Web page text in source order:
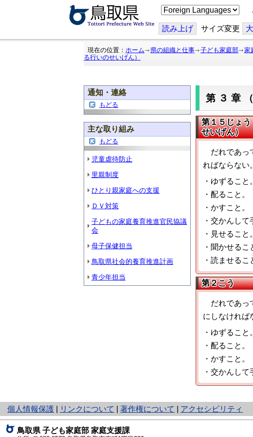
こ
の
ジ
を
翻
読み上げ サイズ変更 大
現在の位置： ホーム 県の組織と仕事 子ども家庭部 家
る行いのせいげん）
通知・連絡
もどる
主な取り組み
もどる
児童虐待防止
里親制度
ひとり親家庭への支援
ＤＶ対策
子どもの家庭養育推進官民協議
会
母子保健担当
鳥取県社会的養育推進計画
青少年担当
第３章
第１５じょ
せいげん）
だれであっ
ればならない。
・ゆずること。
・配ること。
・かすこと。
・交かんして
・見せること。
・聞かせるこ
・読ませるこ
第２こう
だれであっ
にしなければ
・ゆずること。
・配ること。
・かすこと。
・交かんして
個人情報保護
と
り
ネ
リンクについて 著作権について アクセシビリティ
鳥取県 子ども家庭部 家庭支援課